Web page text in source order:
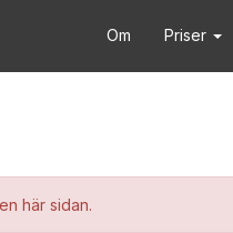
Om Priser
här sidan.